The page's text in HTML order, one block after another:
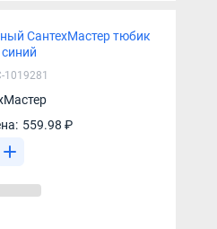
СантехМастер тюбик
синий
1019281
559.98 ₽